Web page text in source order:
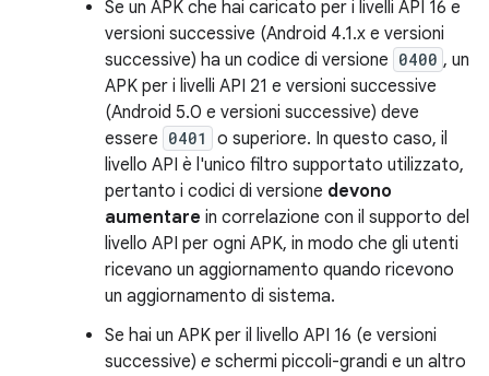
Se un APK che hai caricato per i livelli API 16 e
versioni successive (Android 4.1.x e versioni
successive) ha un codice di versione 0400 , un
APK per i livelli API 21 e versioni successive
(Android 5.0 e versioni successive) deve
essere 0401
o superiore. In questo caso, il
livello API è l'unico filtro supportato utilizzato,
pertanto i codici di versione devono
aumentare in correlazione con il supporto del
livello API per ogni APK, in modo che gli utenti
ricevano un aggiornamento quando ricevono
un aggiornamento di sistema.
Se hai un APK per il livello API 16 (e versioni
successive) e schermi piccoli-grandi e un altro